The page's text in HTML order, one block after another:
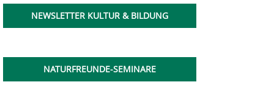
NEWSLETTER KULTUR & BILDUNG
NATURFREUNDE-SEMINARE